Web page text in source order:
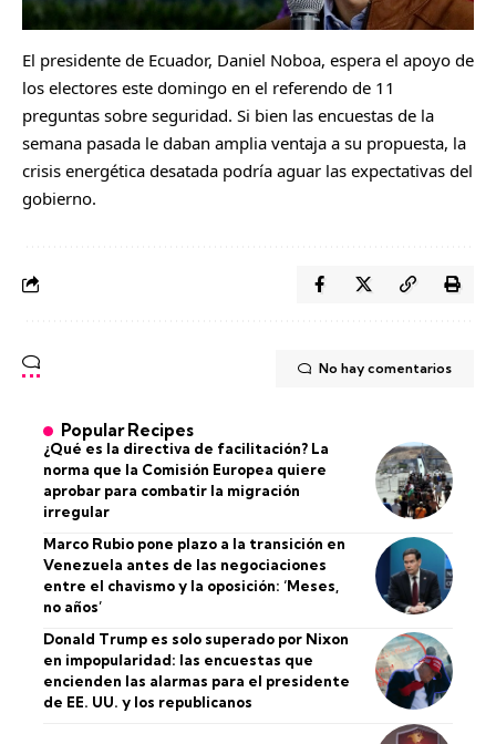
El presidente de Ecuador, Daniel Noboa, espera el apoyo de
los electores este domingo en el referendo de 11
preguntas sobre seguridad. Si bien las encuestas de la
semana pasada le daban amplia ventaja a su propuesta, la
crisis energética desatada podría aguar las expectativas del
gobierno.
No hay comentarios
Popular Recipes
¿Qué es la directiva de facilitación? La
norma que la Comisión Europea quiere
aprobar para combatir la migración
irregular
Marco Rubio pone plazo a la transición en
Venezuela antes de las negociaciones
entre el chavismo y la oposición: ‘Meses,
no años’
Donald Trump es solo superado por Nixon
en impopularidad: las encuestas que
encienden las alarmas para el presidente
de EE. UU. y los republicanos